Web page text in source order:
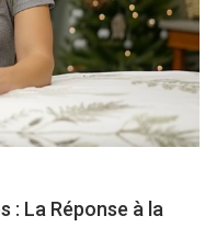
: La Réponse à la